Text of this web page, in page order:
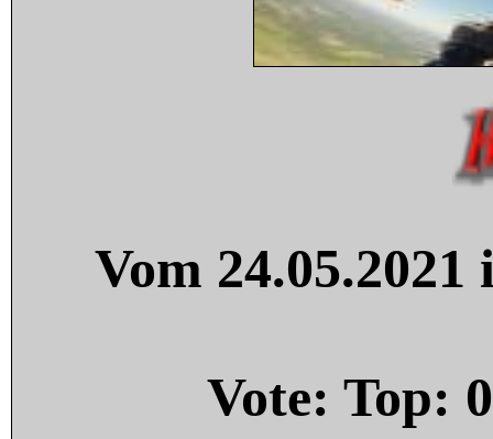
Vom
Vote: Top: 0